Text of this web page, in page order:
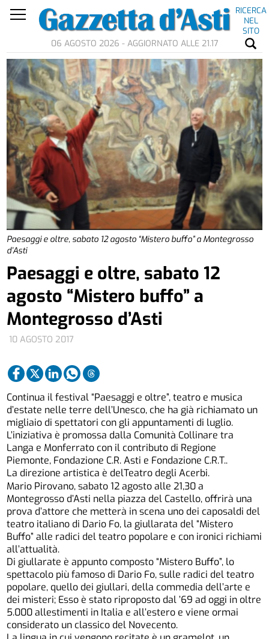
RICERCA
NEL
SITO
06 AGOSTO 2026 - AGGIORNATO ALLE 21.17
Paesaggi e oltre, sabato 12 agosto “Mistero buffo” a Montegrosso
d’Asti
10 AGOSTO 2017
Paesaggi e oltre, sabato 12
agosto “Mistero buffo” a
Montegrosso d’Asti
Continua il festival “Paesaggi e oltre”, teatro e musica
d’estate nelle terre dell’Unesco, che ha già richiamato un
migliaio di spettatori con gli appuntamenti di luglio.
L’iniziativa è promossa dalla Comunità Collinare tra
Langa e Monferrato con il contributo di Regione
Piemonte, Fondazione C.R. Asti e Fondazione C.R.T..
La direzione artistica è delTeatro degli Acerbi.
Mario Pirovano, sabato 12 agosto alle 21,30 a
Montegrosso d’Asti nella piazza del Castello, offrirà una
prova d’attore che metterà in scena uno dei caposaldi del
teatro italiano di Dario Fo, la giullarata del “Mistero
Buffo” alle radici del teatro popolare e con ironici richiami
all’attualità.
Di giullarate è appunto composto “Mistero Buffo”, lo
spettacolo più famoso di Dario Fo, sulle radici del teatro
popolare, quello dei giullari, della commedia dell’arte e
dei misteri; Esso è stato riproposto dal ’69 ad oggi in oltre
5.000 allestimenti in Italia e all’estero e viene ormai
considerato un classico del Novecento.